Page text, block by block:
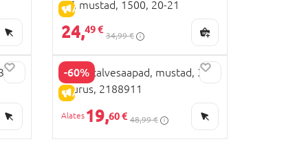
ALLAHINDLUS
NF, mustad, 1500, 20-21
24,49 €
34,99 €
-60%
ALLAHINDLUS
BEPPI talvesaapad, mustad, 30
suurus, 2188911
19,60 € 48,99 €